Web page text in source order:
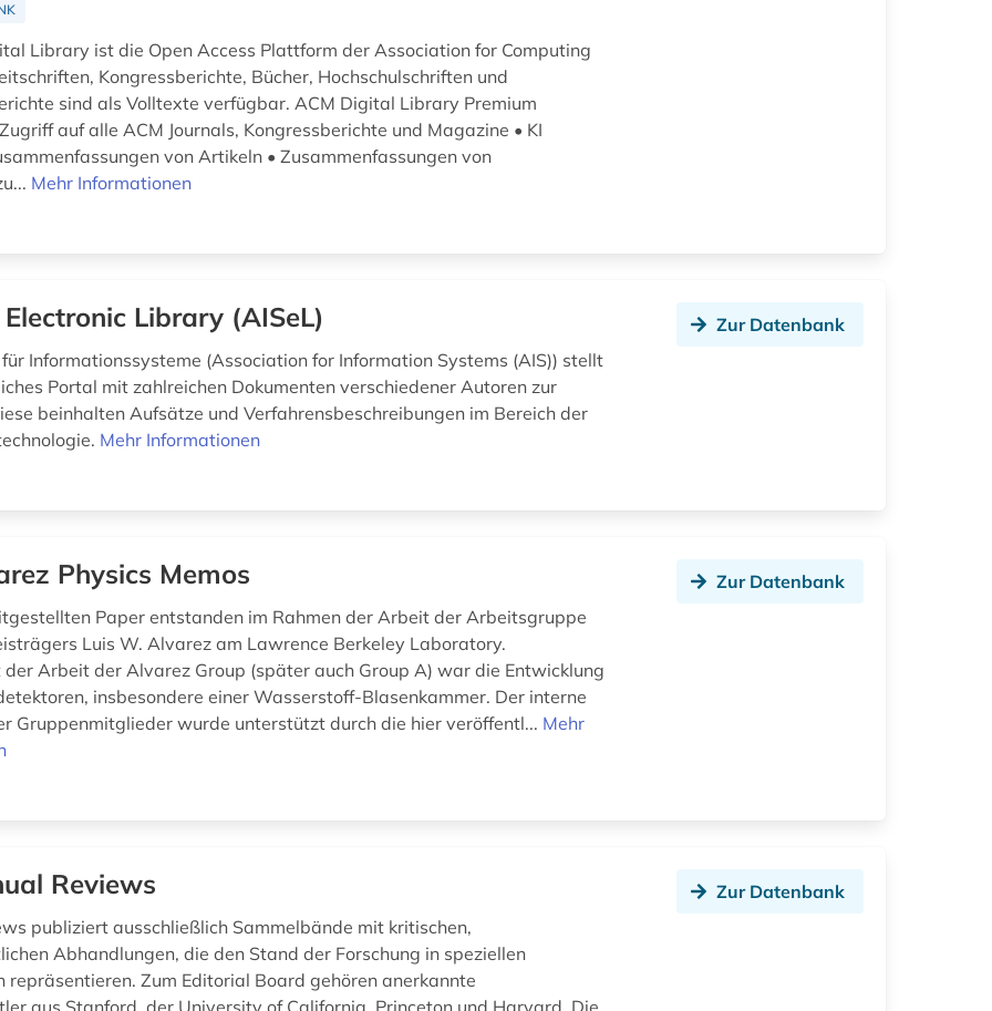
Library ist die Open Access Plattform der Association for Computing
Kongressberichte, Bücher, Hochschulschriften und
sind als Volltexte verfügbar. ACM Digital Library Premium
auf alle ACM Journals, Kongressberichte und Magazine • KI
von Artikeln • Zusammenfassungen von
Mehr Informationen
Library (AISeL)
Informationssysteme (Association for Information Systems (AIS)) stellt
Portal mit zahlreichen Dokumenten verschiedener Autoren zur
beinhalten Aufsätze und Verfahrensbeschreibungen im Bereich der
Mehr Informationen
Zur Datenbank
Physics Memos
Paper entstanden im Rahmen der Arbeit der Arbeitsgruppe
Luis W. Alvarez am Lawrence Berkeley Laboratory.
der Arbeit der Alvarez Group (später auch Group A) war die Entwicklung
insbesondere einer Wasserstoff-Blasenkammer. Der interne
Gruppenmitglieder wurde unterstützt durch die hier veröffentl... Mehr
Zur Datenbank
Reviews
publiziert ausschließlich Sammelbände mit kritischen,
Abhandlungen, die den Stand der Forschung in speziellen
repräsentieren. Zum Editorial Board gehören anerkannte
Zur Datenbank